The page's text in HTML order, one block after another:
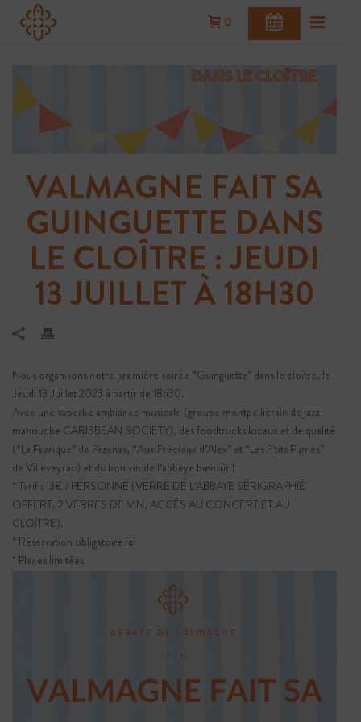
0
VOTRE BILLET
Acheter vos billets à l’avance
BILLETERIE
RÉSERVEZ
Réserver au plus tôt pour être encore mieux
accueilli
RÉSERVER
COMMANDEZ
Livraison à domicile ou au bureau de nos vins
BOUTIQUE
VALMAGNE FAIT SA
GUINGUETTE DANS
LE CLOÎTRE : JEUDI
13 JUILLET À 18H30
Nous organisons notre première soirée “Guinguette” dans le cloître, le
Jeudi 13 Juillet 2023 à partir de 18h30.
Avec une superbe ambiance musicale (groupe montpelliérain de jazz
manouche CARIBBEAN SOCIETY), des foodtrucks locaux et de qualité
(“La Fabrique” de Pézenas, “Aux Précieux d’Alex” et “Les P’tits Fumés”
de Villeveyrac) et du bon vin de l’abbaye biensûr !
* Tarif : 13€ / PERSONNE (VERRE DE L’ABBAYE SÉRIGRAPHIÉ
OFFERT, 2 VERRES DE VIN, ACCÈS AU CONCERT ET AU
CLOÎTRE).
* Réservation obligatoire ici
* Places limitées